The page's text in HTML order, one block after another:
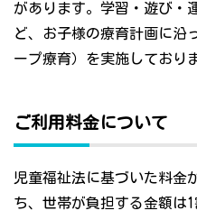
があります。学習・遊び・
ど、お子様の療育計画に沿
ープ療育）を実施しており
ご利用料金について
児童福祉法に基づいた料金
ち、世帯が負担する金額は